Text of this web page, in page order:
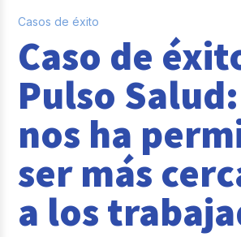
Sistema pagos y planillas
Entrevistas
Reclutamiento y selección
Casos de éxito
Tendencias y Data
Casos de éxito
Caso de
Pulso
nos ha
ser más
a los